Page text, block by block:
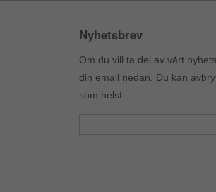
Nyhetsbrev
Om du vill ta del av vårt
din email nedan. Du kan
som helst.